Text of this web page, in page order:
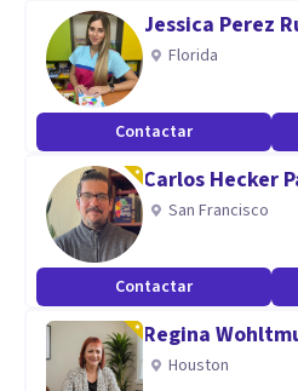
Jessica Perez
Florida
Contactar
Carlos Hecker
San Francisco
Contactar
Regina
Houston